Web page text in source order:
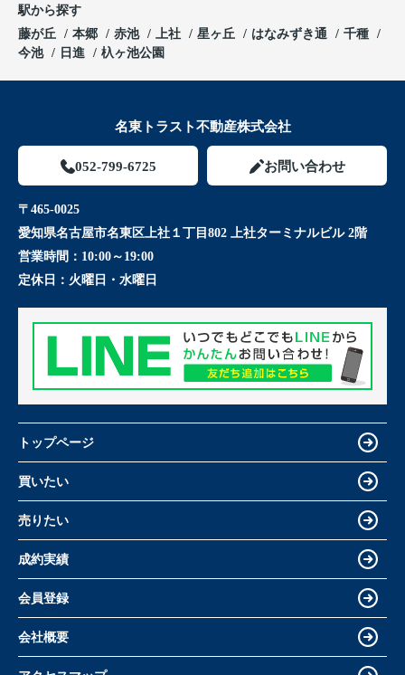
駅から探す
藤が丘
本郷 赤池 上社 星ヶ丘 はなみずき通
千種
今池
日進 杁ヶ池公園
名東トラスト不動産株式会社
052-799-6725 お問い合わせ
〒465-0025
愛知県名古屋市名東区上社１丁目802 上社ターミナルビル 2階
営業時間： 10:00～19:00
定休日： 火曜日・水曜日
トップページ
買いたい
売りたい
成約実績
会員登録
会社概要